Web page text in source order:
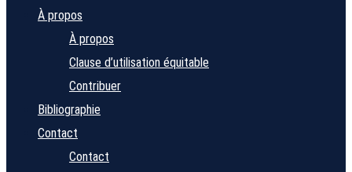
À propos
À propos
Clause d’utilisation équitable
Contribuer
Bibliographie
Contact
Contact